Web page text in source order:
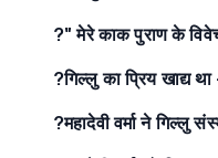
?" मेरे काक पुराण के
?गिल्लु का प्रिय खाद्य
?महादेवी वर्मा ने गिल्लु